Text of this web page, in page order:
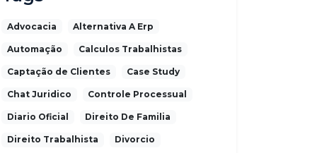
Advocacia Alternativa A Erp
Automação Calculos Trabalhistas
Captação de Clientes Case Study
Chat Juridico Controle Processual
Diario Oficial Direito De Familia
Direito Trabalhista Divorcio